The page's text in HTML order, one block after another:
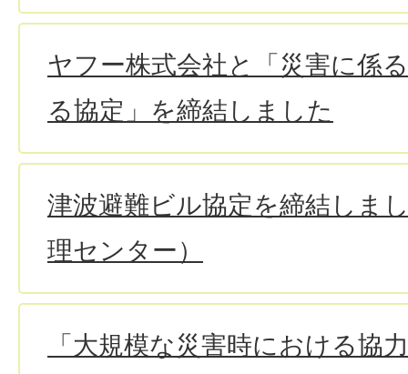
ヤフー株式会社と「災害に係
る協定」を締結しました
津波避難ビル協定を締結しま
理センター）
「大規模な災害時における協